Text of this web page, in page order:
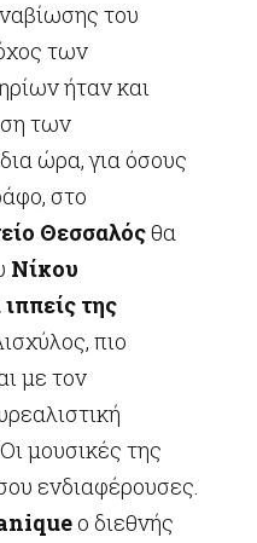
του
των
ήταν και
των
ώρα, για όσους
στο
Θεσσαλόςθα
Νίκου
της
πιο
με τον
μουσικές της
ενδιαφέρουσες.
ο διεθνής